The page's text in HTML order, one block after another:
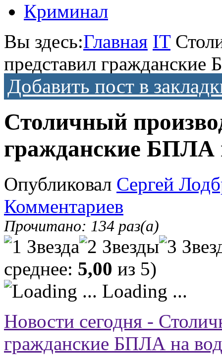
Криминал
Вы здесь:Главная IT
представил
Добавить пост в
Столичный
гражданские БПЛА
Опубликовал Сергей
Комментариев
Прочитано: 134 раз(а)
среднее: 5,00 из 5)
Loading ...
Новости сегодня -
гражданские БПЛА на